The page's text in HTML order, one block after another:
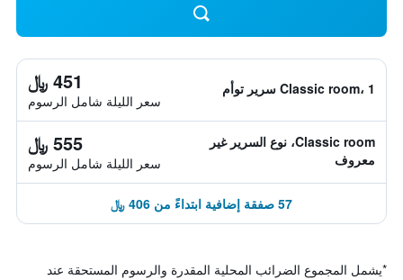
Classic room، 1 سرير توأم 451 ﷼
سعر الليلة شامل الرسوم
Classic room، نوع السرير غير
معروف
555 ﷼
سعر الليلة شامل الرسوم
57 صفقة إضافية ابتداءً من 406 ﷼
*يشمل المجموع الضرائب المحلية المقدرة والرسوم المستحقة عند